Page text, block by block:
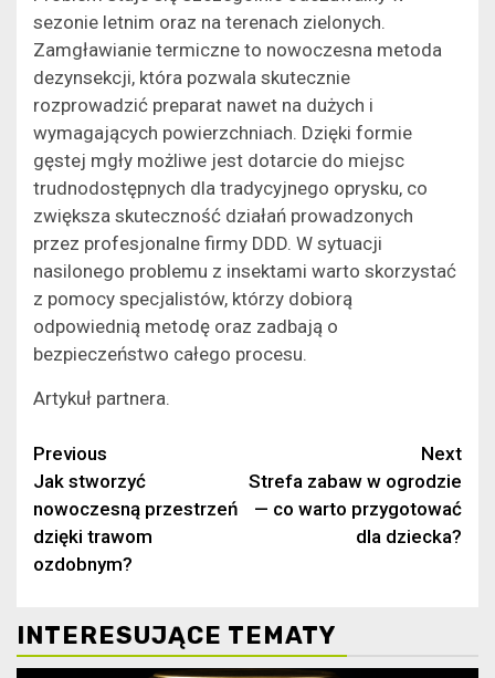
sezonie letnim oraz na terenach zielonych.
Zamgławianie termiczne to nowoczesna metoda
dezynsekcji, która pozwala skutecznie
rozprowadzić preparat nawet na dużych i
wymagających powierzchniach. Dzięki formie
gęstej mgły możliwe jest dotarcie do miejsc
trudnodostępnych dla tradycyjnego oprysku, co
zwiększa skuteczność działań prowadzonych
przez profesjonalne firmy DDD. W sytuacji
nasilonego problemu z insektami warto skorzystać
z pomocy specjalistów, którzy dobiorą
odpowiednią metodę oraz zadbają o
bezpieczeństwo całego procesu.
Artykuł partnera.
Continue
Reading
Previous
Jak stworzyć
nowoczesną przestrzeń
dzięki trawom
ozdobnym?
Next
Strefa zabaw w ogrodzie
— co warto przygotować
dla dziecka?
INTERESUJĄCE TEMATY